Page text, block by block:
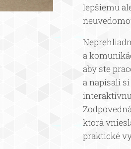
lepšiemu
a
aby ste
a napísali
ktorá
praktické